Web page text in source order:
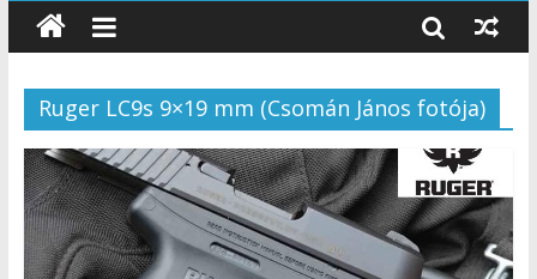
Ruger LC9s 9×19 mm (Csomán János fotója)